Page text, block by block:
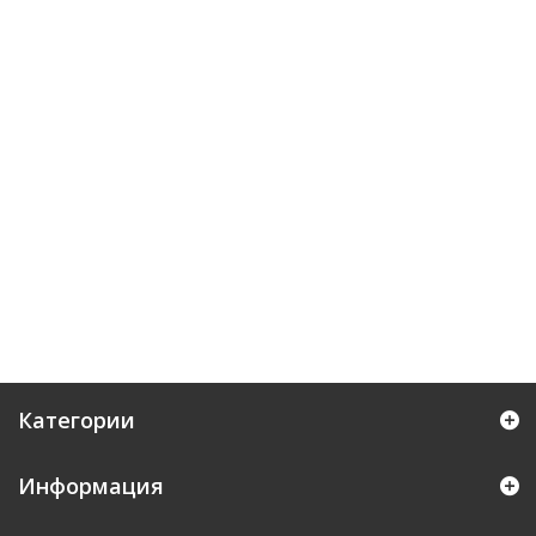
Категории
Информация